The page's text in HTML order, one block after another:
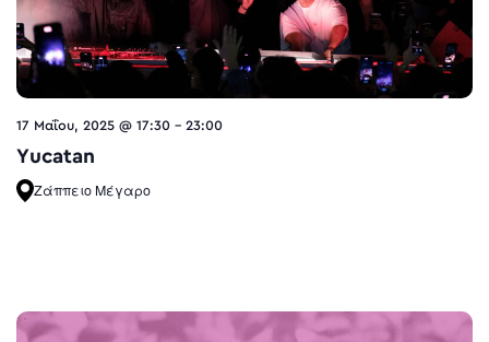
17 Μαΐου, 2025 @ 17:30 - 23:00
Yucatan
Ζάππειο Μέγαρο